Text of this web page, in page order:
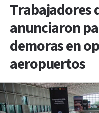
Trabajadores
anunciaron
demoras en
aeropuertos